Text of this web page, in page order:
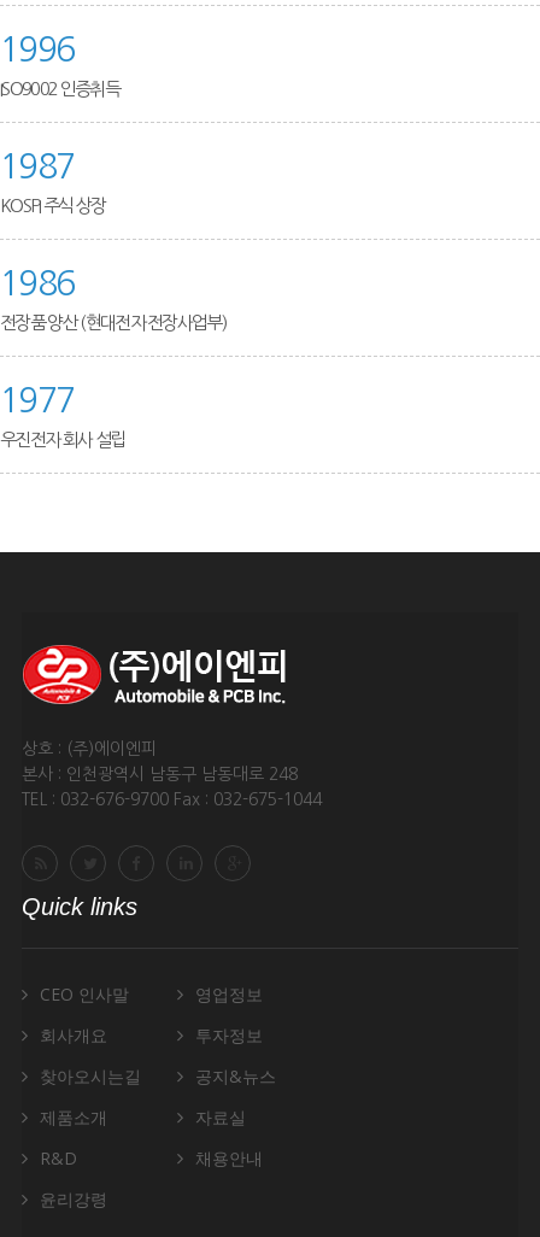
1996
ISO9002 인증취득
1987
KOSPI 주식 상장
1986
전장품 양산 (현대전자 전장사업부)
1977
우진전자 회사 설립
상호 : (주)에이엔피
본사 : 인천광역시 남동구 남동대로 248
TEL : 032-676-9700 Fax : 032-675-1044
Quick links
CEO 인사말
회사개요
찾아오시는길
제품소개
R&D
윤리강령
영업정보
투자정보
공지&뉴스
자료실
채용안내